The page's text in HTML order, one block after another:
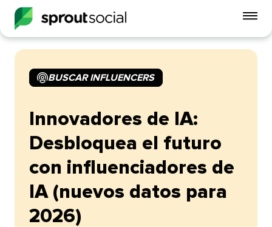
BUSCAR INFLUENCERS​​
Innovadores de IA:
Desbloquea el futuro
con influenciadores de
IA (nuevos datos para
2026)​​